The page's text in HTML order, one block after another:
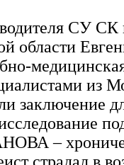
СУ СК
области
из
заключение
–